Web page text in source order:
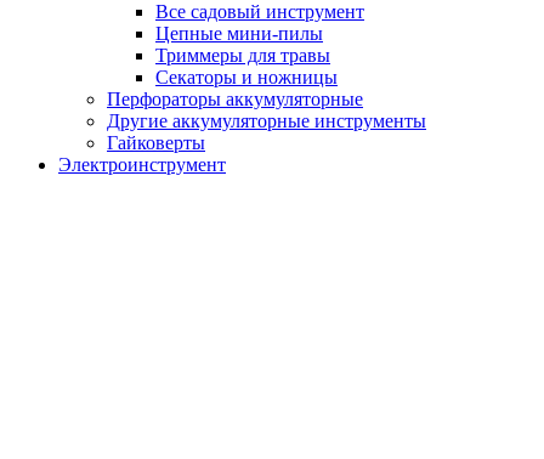
Все садовый инструмент
Цепные мини-пилы
Триммеры для травы
Секаторы и ножницы
Перфораторы аккумуляторные
Другие аккумуляторные инструменты
Гайковерты
Электроинструмент